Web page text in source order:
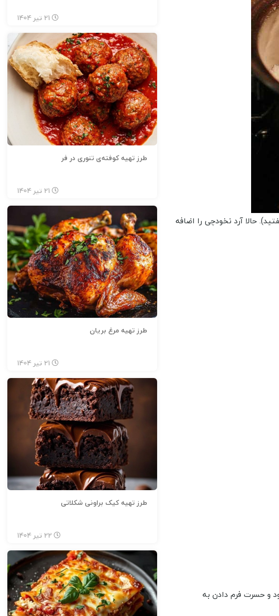
حالا آرد نخودچی را اضافه
و حسرت فرم دادن به
21 تیر1404
طرز تهیه کوفته‌ی تنوری در فر
21 تیر 1404
طرز تهیه مرغ بریان
21 تیر 1404
طرز تهیه کیک براونی شکلاتی
22 تیر1404